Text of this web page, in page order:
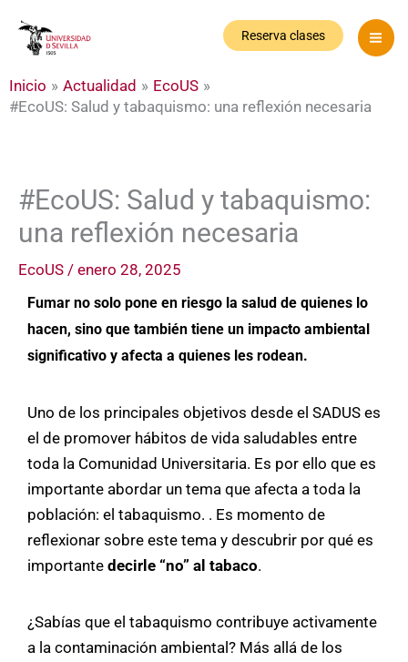
Reserva clases
Inicio Actualidad
EcoUS
#EcoUS: Salud y tabaquismo: una reflexión necesaria
#EcoUS: Salud y tabaquismo:
una reflexión necesaria
EcoUS / enero 28, 2025
Fumar no solo pone en riesgo la salud de quienes lo
hacen, sino que también tiene un impacto ambiental
significativo y afecta a quienes les rodean.
Uno de los principales objetivos desde el SADUS es
el de promover hábitos de vida saludables entre
toda la Comunidad Universitaria. Es por ello que es
importante abordar un tema que afecta a toda la
población: el tabaquismo. . Es momento de
reflexionar sobre este tema y descubrir por qué es
importante decirle “no” al tabaco.
¿Sabías que el tabaquismo contribuye activamente
a la contaminación ambiental? Más allá de los